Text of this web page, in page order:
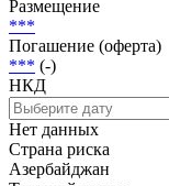
Размещение
***
Погашение (оферта)
*** (-)
НКД
Нет данных
Страна риска
Азербайджан